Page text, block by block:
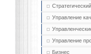
Управление
Управление
Бизнес